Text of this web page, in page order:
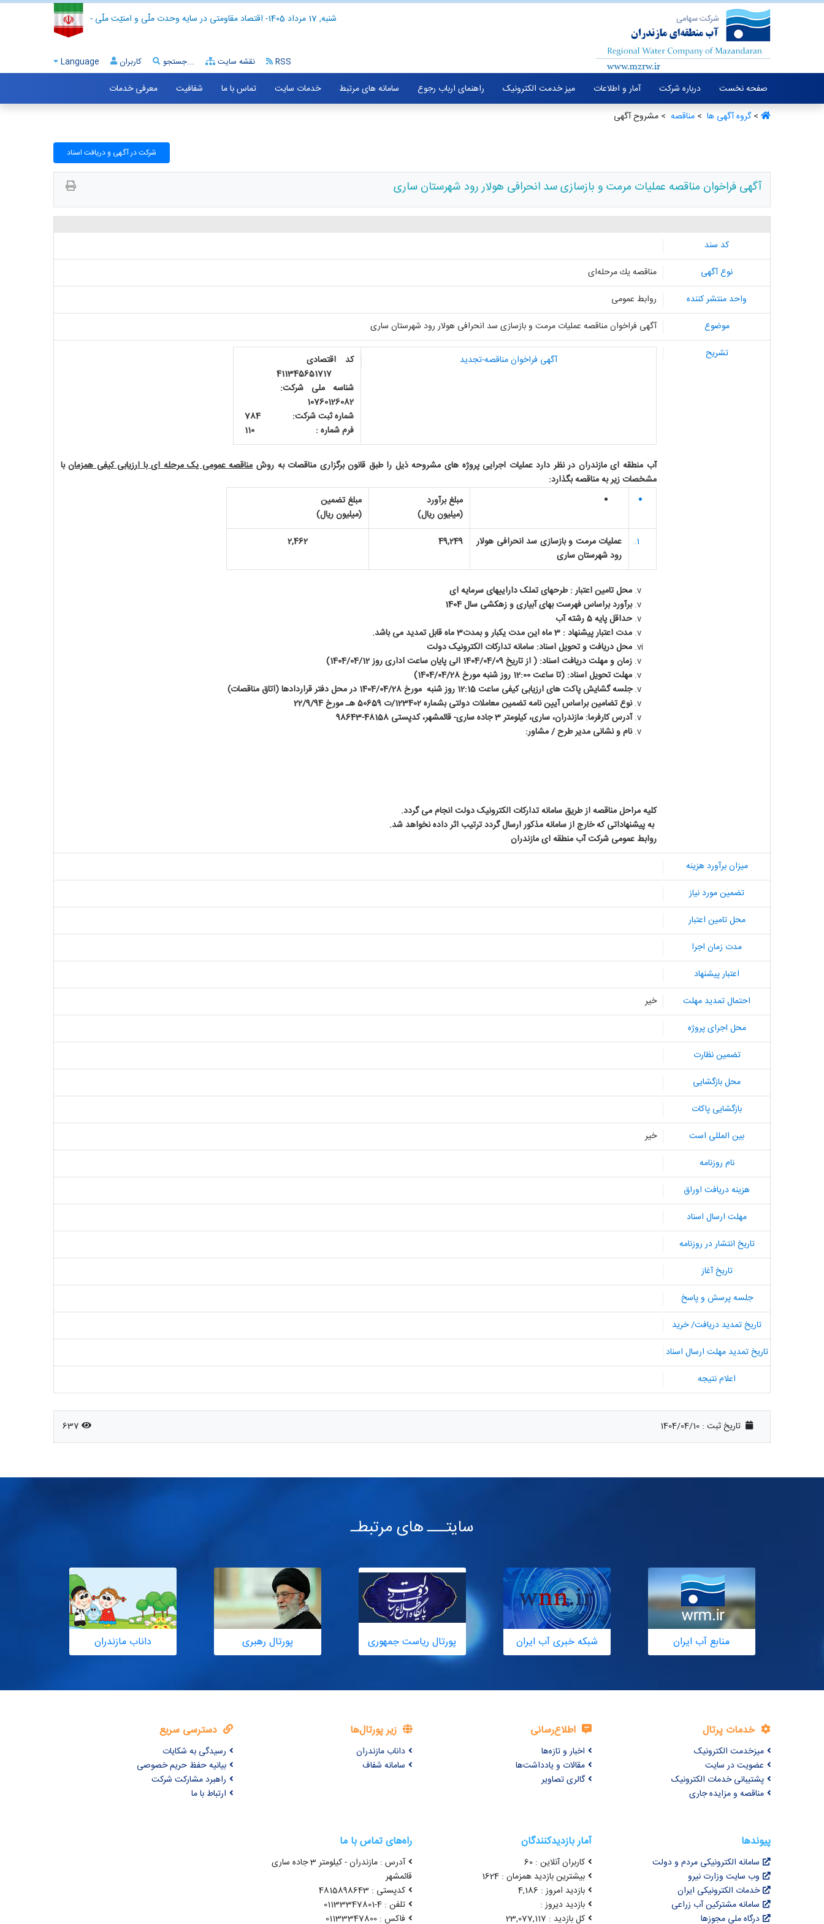
- اقتصاد مقاومتی در سایه وحدت ملّی و امنیّت ملّی - شنبه, 17 مرداد 1405
Language کاربران جستجو... نقشه سایت RSS
صفحه نخست درباره شرکت آمار و اطلاعات میز خدمت الکترونیک راهنمای ارباب رجوع سامانه های مرتبط خدمات سایت تماس با ما شفافیت
معرفی خدمات
>گروه آگهی ها ‏ > مناقصه ‏ > مشروح آگهی
شرکت در آگهی و دریافت اسناد
آگهی فراخوان مناقصه عملیات مرمت و بازسازی سد انحرافی هولار رود شهرستان ساری
کد سند
نوع آگهی
مناقصه یك مرحله‌ای
واحد منتشر کننده
روابط عمومی
موضوع
آگهی فراخوان مناقصه عملیات مرمت و بازسازی سد انحرافی هولار رود شهرستان ساری
تشریح
آگهی فراخوان مناقصه-تجدید
کد اقتصادی
شناسه ملی شرکت:
10760126082
شماره ثبت شرکت: 784
فرم شماره : 110
آب منطقه ای مازندران در نظر دارد عملیات اجرایی پروژه های مشروحه ذیل را طبق قانون برگزاری مناقصات به روشمناقصه عمومی یک مرحله ای با ارزیابی کیفی همزمانبا
مشخصات زیر به مناقصه بگذارد:
مبلغ برآورد
(میلیون ریال)
مبلغ تضمین
(میلیون ریال)
عملیات مرمت و بازسازی سد انحرافی هولار
رود شهرستان ساری
49,249
2,462
محل تامین اعتبار : طرحهای تملک داراییهای سرمایه ای
برآورد براساس فهرست بهای آبیاری و زهکشی سال 1404
حداقل پایه 5 رشته آب
مدت اعتبار پیشنهاد : 3 ماه این مدت یکبار و بمدت3 ماه قابل تمدید می باشد.
محل دریافت و تحویل اسناد: سامانه تدارکات الکترونیک دولت
زمان و مهلت دریافت اسناد: ( از تاریخ 1404/04/09 الی پایان ساعت اداری روز 1404/04/12)
مهلت تحویل اسناد: (تا ساعت 12:00 روز شنبه مورخ 1404/04/28)
جلسه گشایش پاکت های ارزیابی کیفی ساعت 12:15 روز شنبه مورخ 1404/04/28 در محل دفتر قراردادها (اتاق مناقصات)
نوع تضامین براساس آیین نامه تضمین معاملات دولتی بشماره 123402/ت 50659 هـ مورخ 22/9/94
آدرس کارفرما: مازندران، ساری، کیلومتر 3 جاده ساری- قائمشهر، کدپستی 48158-98643
نام و نشانی مدیر طرح / مشاور:
کلیه مراحل مناقصه از طریق سامانه تدارکات الکترونیک دولت انجام می گردد.
به پیشنهاداتی که خارج از سامانه مذکور ارسال گردد ترتیب اثر داده نخواهد شد.
روابط عمومی شرکت آب منطقه ای مازندران
میزان برآورد هزینه
تضمین مورد نیاز
محل تامین اعتبار
مدت زمان اجرا
اعتبار پیشنهاد
احتمال تمدید مهلت
خیر
محل اجرای پروژه
تضمین نظارت
محل بازگشایی
بازگشایی پاکات
بین المللی است
خیر
نام روزنامه
هزینه دریافت اوراق
مهلت ارسال اسناد
تاریخ انتشار در روزنامه
تاریخ آغاز
جلسه پرسش و پاسخ
تاریخ تمدید دریافت/ خرید
تاریخ تمدید مهلت ارسال اسناد
اعلام نتیجه
تاریخ ثبت : 1404/04/10
637
سایتـــ های مرتبطـ
منابع آب ایران شبکه خبری آب ایران پورتال ریاست جمهوری پورتال رهبری داناب مازندران
خدمات پرتال
میزخدمت الکترونیک
عضویت در سایت
پشتیبانی خدمات الکترونیک
مناقصه و مزایده جاری
اطلاع‌رسانی
اخبار و تازه‌ها
مقالات و یادداشت‌ها
گالری تصاویر
زیر پورتال‌ها
داناب مازندران
سامانه شفاف
دسترسی سریع
رسیدگی به شکایات
بیانیه حفظ حریم خصوصی
راهبرد مشارکت شرکت
ارتباط با ما
پیوندها
سامانه الکترونیکی مردم و دولت
وب سایت وزارت نیرو
خدمات الکترونیکی ایران
سامانه مشترکین آب زراعی
درگاه ملی مجوزها
آمار بازدیدکنندگان
کاربران آنلاین : 60
بیشترین بازدید همزمان : 1624
بازدید امروز : 4,186
بازدید دیروز :
کل بازدید : 23,077,117
راه‌های تماس با ما
آدرس : مازندران - کیلومتر 3 جاده ساری
قائمشهر
کدپستی : 4815898643
تلفن : 4-01133347801
فاکس : 01133347800